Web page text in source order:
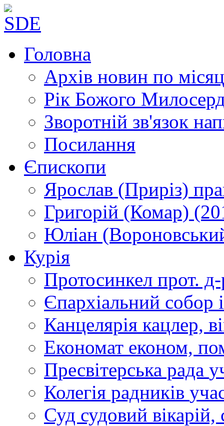
Головна
Архів новин по
Рік Божого
Зворотній зв'язок
Посилання
Єпископи
Ярослав (Приріз)
Григорій (Комар)
Юліан
Курія
Протосинкел прот.
Єпархіальний собор
Канцелярія кацлер,
Економат економ,
Пресвітерська рада
Колегія радників
Суд судовий вікарій,